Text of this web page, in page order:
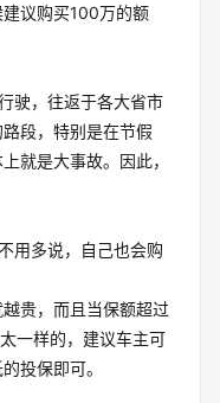
议购买100万的额
驶，往返于各大省市
段，特别是在节假
就是大事故。因此，
用多说，自己也会购
贵，而且当保额超过
一样的，建议车主可
投保即可。